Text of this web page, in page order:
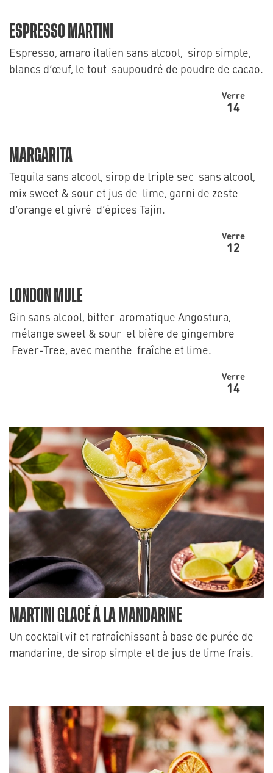
ESPRESSO MARTINI
Espresso, amaro italien sans alcool, sirop simple,
blancs d’œuf, le tout saupoudré de poudre de cacao.
Verre
14
MARGARITA
Tequila sans alcool, sirop de triple sec sans alcool,
mix sweet & sour et jus de lime, garni de zeste
d’orange et givré d’épices Tajin.
Verre
12
LONDON MULE
Gin sans alcool, bitter aromatique Angostura,
mélange sweet & sour et bière de gingembre
Fever-Tree, avec menthe fraîche et lime.
Verre
14
MARTINI GLACÉ À LA MANDARINE
Un cocktail vif et rafraîchissant à base de purée de
mandarine, de sirop simple et de jus de lime frais.